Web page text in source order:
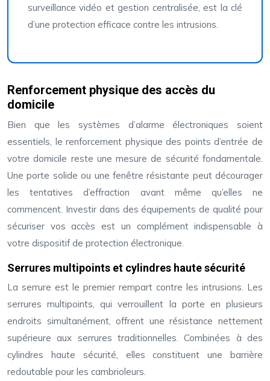
surveillance vidéo et gestion centralisée, est la clé
d’une protection efficace contre les intrusions.
Renforcement physique des accès du
domicile
Bien que les systèmes d’alarme électroniques soient
essentiels, le renforcement physique des points d’entrée de
votre domicile reste une mesure de sécurité fondamentale.
Une porte solide ou une fenêtre résistante peut décourager
les tentatives d’effraction avant même qu’elles ne
commencent. Investir dans des équipements de qualité pour
sécuriser vos accès est un complément indispensable à
votre dispositif de protection électronique.
Serrures multipoints et cylindres haute sécurité
La serrure est le premier rempart contre les intrusions. Les
serrures multipoints, qui verrouillent la porte en plusieurs
endroits simultanément, offrent une résistance nettement
supérieure aux serrures traditionnelles. Combinées à des
cylindres haute sécurité, elles constituent une barrière
redoutable pour les cambrioleurs.